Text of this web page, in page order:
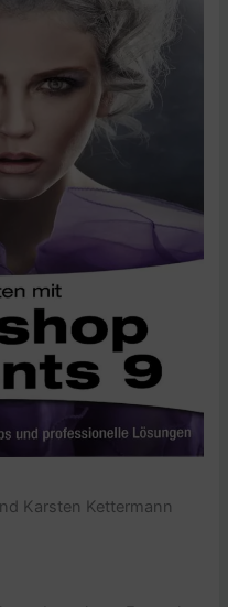
Karsten Kettermann